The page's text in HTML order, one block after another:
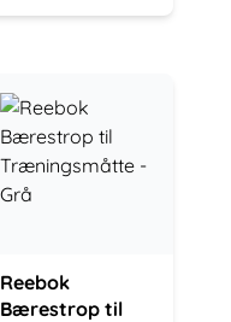
Reebok
Bærestrop til